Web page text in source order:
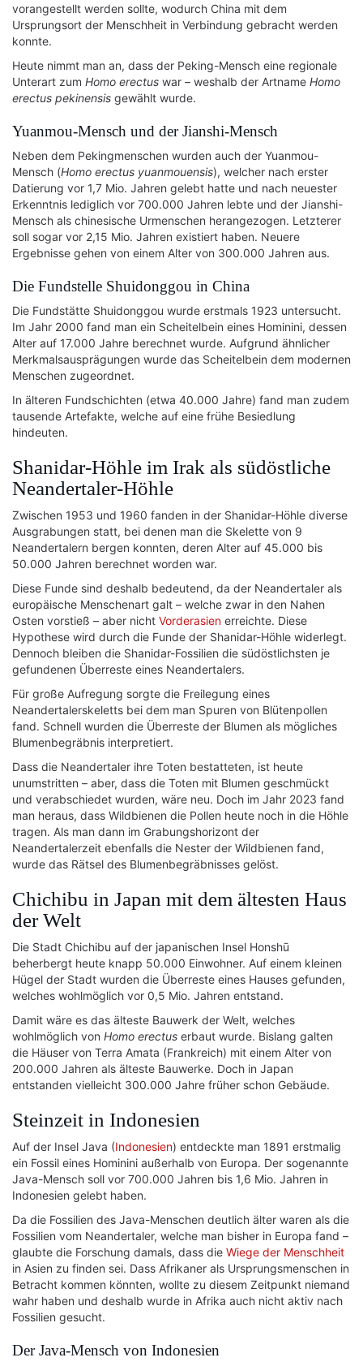
vorangestellt werden sollte, wodurch China mit dem
Ursprungsort der Menschheit in Verbindung gebracht werden
konnte.
Heute nimmt man an, dass der Peking-Mensch eine regionale
Unterart zum Homo erectus war – weshalb der Artname Homo
erectus pekinensis gewählt wurde.
Yuanmou-Mensch und der Jianshi-Mensch
Neben dem Pekingmenschen wurden auch der Yuanmou-
Mensch (Homo erectus yuanmouensis), welcher nach erster
Datierung vor 1,7 Mio. Jahren gelebt hatte und nach neuester
Erkenntnis lediglich vor 700.000 Jahren lebte und der Jianshi-
Mensch als chinesische Urmenschen herangezogen. Letzterer
soll sogar vor 2,15 Mio. Jahren existiert haben. Neuere
Ergebnisse gehen von einem Alter von 300.000 Jahren aus.
Die Fundstelle Shuidonggou in China
Die Fundstätte Shuidonggou wurde erstmals 1923 untersucht.
Im Jahr 2000 fand man ein Scheitelbein eines Hominini, dessen
Alter auf 17.000 Jahre berechnet wurde. Aufgrund ähnlicher
Merkmalsausprägungen wurde das Scheitelbein dem modernen
Menschen zugeordnet.
In älteren Fundschichten (etwa 40.000 Jahre) fand man zudem
tausende Artefakte, welche auf eine frühe Besiedlung
hindeuten.
Shanidar-Höhle im Irak als südöstliche
Neandertaler-Höhle
Zwischen 1953 und 1960 fanden in der Shanidar-Höhle diverse
Ausgrabungen statt, bei denen man die Skelette von 9
Neandertalern bergen konnten, deren Alter auf 45.000 bis
50.000 Jahren berechnet worden war.
Diese Funde sind deshalb bedeutend, da der Neandertaler als
europäische Menschenart galt – welche zwar in den Nahen
Osten vorstieß – aber nicht Vorderasien erreichte. Diese
Hypothese wird durch die Funde der Shanidar-Höhle widerlegt.
Dennoch bleiben die Shanidar-Fossilien die südöstlichsten je
gefundenen Überreste eines Neandertalers.
Für große Aufregung sorgte die Freilegung eines
Neandertalerskeletts bei dem man Spuren von Blütenpollen
fand. Schnell wurden die Überreste der Blumen als mögliches
Blumenbegräbnis interpretiert.
Dass die Neandertaler ihre Toten bestatteten, ist heute
unumstritten – aber, dass die Toten mit Blumen geschmückt
und verabschiedet wurden, wäre neu. Doch im Jahr 2023 fand
man heraus, dass Wildbienen die Pollen heute noch in die Höhle
tragen. Als man dann im Grabungshorizont der
Neandertalerzeit ebenfalls die Nester der Wildbienen fand,
wurde das Rätsel des Blumenbegräbnisses gelöst.
Chichibu in Japan mit dem ältesten Haus
der Welt
Die Stadt Chichibu auf der japanischen Insel Honshū
beherbergt heute knapp 50.000 Einwohner. Auf einem kleinen
Hügel der Stadt wurden die Überreste eines Hauses gefunden,
welches wohlmöglich vor 0,5 Mio. Jahren entstand.
Damit wäre es das älteste Bauwerk der Welt, welches
wohlmöglich von Homo erectus erbaut wurde. Bislang galten
die Häuser von Terra Amata (Frankreich) mit einem Alter von
200.000 Jahren als älteste Bauwerke. Doch in Japan
entstanden vielleicht 300.000 Jahre früher schon Gebäude.
Steinzeit in Indonesien
Auf der Insel Java (Indonesien) entdeckte man 1891 erstmalig
ein Fossil eines Hominini außerhalb von Europa. Der sogenannte
Java-Mensch soll vor 700.000 Jahren bis 1,6 Mio. Jahren in
Indonesien gelebt haben.
Da die Fossilien des Java-Menschen deutlich älter waren als die
Fossilien vom Neandertaler, welche man bisher in Europa fand –
glaubte die Forschung damals, dass die Wiege der Menschheit
in Asien zu finden sei. Dass Afrikaner als Ursprungsmenschen in
Betracht kommen könnten, wollte zu diesem Zeitpunkt niemand
wahr haben und deshalb wurde in Afrika auch nicht aktiv nach
Fossilien gesucht.
Der Java-Mensch von Indonesien